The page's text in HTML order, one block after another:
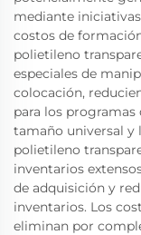
mediante
costos de
polietileno
especiales de
colocación,
para los programas
tamaño universal y
polietileno
inventarios
de adquisición y
inventarios. Los
eliminan por